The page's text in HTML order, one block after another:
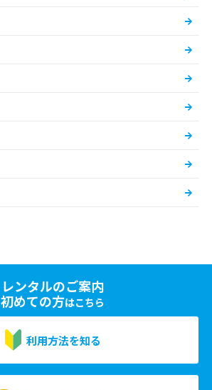
レンタルのご案内
初めての方はこちら
利用方法を知る